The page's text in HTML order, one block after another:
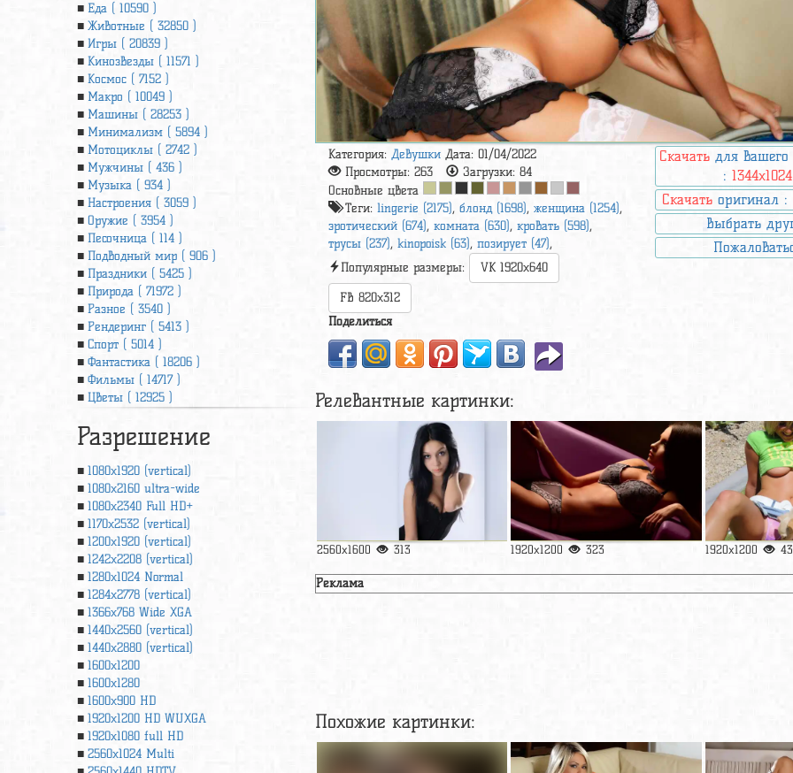
Еда ( 10590 )
Животные ( 32850 )
Игры ( 20839 )
Кинозвезды ( 11571 )
Космос ( 7152 )
Макро ( 10049 )
Машины ( 28253 )
Минимализм ( 5894 )
Мотоциклы ( 2742 )
Мужчины ( 436 )
Музыка ( 934 )
Настроения ( 3059 )
Оружие ( 3954 )
Песочница ( 114 )
Подводный мир ( 906 )
Праздники ( 5425 )
Природа ( 71972 )
Разное ( 3540 )
Рендеринг ( 5413 )
Спорт ( 5014 )
Фантастика ( 18206 )
Фильмы ( 14717 )
Цветы ( 12925 )
Разрешение
1080x1920 (vertical)
1080x2160 ultra-wide
1080x2340 Full HD+
1170x2532 (vertical)
1200x1920 (vertical)
1242x2208 (vertical)
1280x1024 Normal
1284x2778 (vertical)
1366х768 Wide XGA
1440x2560 (vertical)
1440x2880 (vertical)
1600x1200
1600x1280
1600x900 HD
1920x1200 HD WUXGA
1920х1080 full HD
2560x1024 Multi
Категория:Девушки Дата: 01/04/2022
Просмотры:263 Загрузки:84
Основные цвета
Теги:lingerie (2175),блонд (1698),женщина (1254),
эротический (674),комната (630),кровать (598),
трусы (237),kinopoisk (63),позирует (47),
Популярные размеры:
VK 1920x640
FB 820x312
Скачать для
:1344x1024
Скачать оригинал :
Выбрать
Поделиться
Релевантные картинки:
2560x1600 313 1920x1200 323 1920x1200
Реклама
Похожие картинки: